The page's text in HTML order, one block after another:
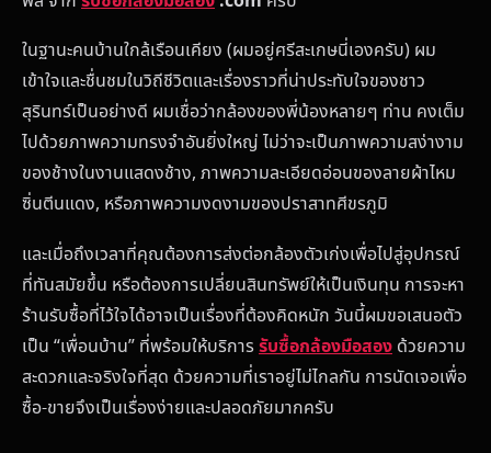
ในฐานะคนบ้านใกล้เรือนเคียง (ผมอยู่ศรีสะเกษนี่เองครับ) ผม
เข้าใจและชื่นชมในวิถีชีวิตและเรื่องราวที่น่าประทับใจของชาว
สุรินทร์เป็นอย่างดี ผมเชื่อว่ากล้องของพี่น้องหลายๆ ท่าน คงเต็ม
ไปด้วยภาพความทรงจำอันยิ่งใหญ่ ไม่ว่าจะเป็นภาพความสง่างาม
ของช้างในงานแสดงช้าง, ภาพความละเอียดอ่อนของลายผ้าไหม
ซิ่นตีนแดง, หรือภาพความงดงามของปราสาทศีขรภูมิ
และเมื่อถึงเวลาที่คุณต้องการส่งต่อกล้องตัวเก่งเพื่อไปสู่อุปกรณ์
ที่ทันสมัยขึ้น หรือต้องการเปลี่ยนสินทรัพย์ให้เป็นเงินทุน การจะหา
ร้านรับซื้อที่ไว้ใจได้อาจเป็นเรื่องที่ต้องคิดหนัก วันนี้ผมขอเสนอตัว
เป็น “เพื่อนบ้าน” ที่พร้อมให้บริการรับซื้อกล้องมือสอง ด้วยความ
สะดวกและจริงใจที่สุด ด้วยความที่เราอยู่ไม่ไกลกัน การนัดเจอเพื่อ
ซื้อ-ขายจึงเป็นเรื่องง่ายและปลอดภัยมากครับ